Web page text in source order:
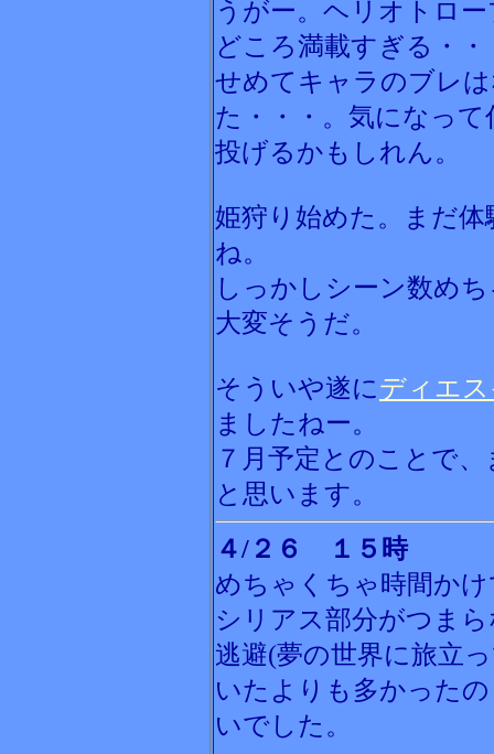
うがー。ヘリオトロ
どころ満載すぎる・・
せめてキャラのブレ
た・・・。気になっ
投げるかもしれん。
姫狩り始めた。まだ
ね。
しっかしシーン数め
大変そうだ。
そういや遂にディエ
ましたねー。
７月予定とのことで
と思います。
４/２６ １５時
めちゃくちゃ時間か
シリアス部分がつま
逃避(夢の世界に旅立
いたよりも多かった
いでした。